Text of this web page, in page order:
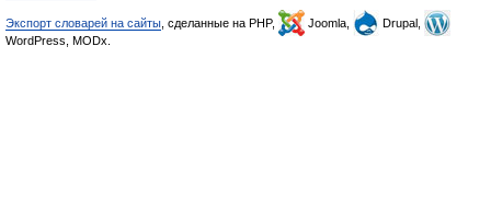
Экспорт словарей на сайты , сделанные на PHP, Joomla,
Drupal,
WordPress, MODx.